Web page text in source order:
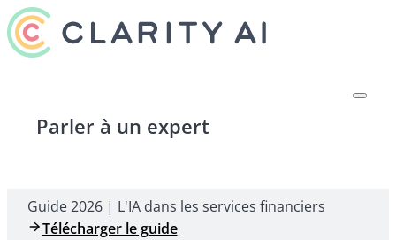
Parler à un expert
Guide 2026 | L'IA dans les services financiers
Télécharger le guide